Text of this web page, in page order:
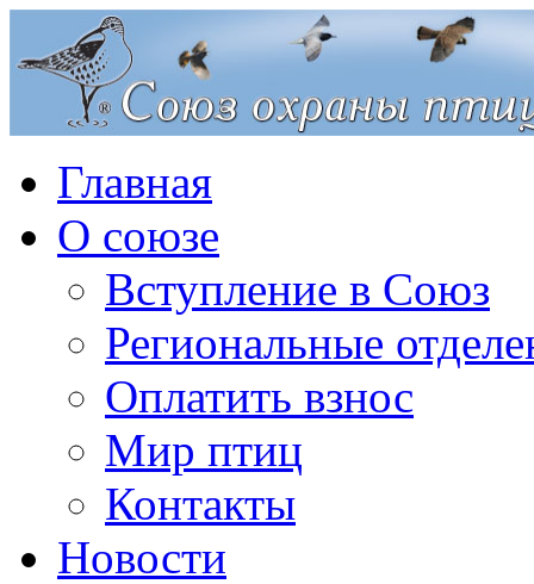
Главная
О союзе
Вступление в Союз
Региональные
Оплатить взнос
Мир птиц
Контакты
Новости